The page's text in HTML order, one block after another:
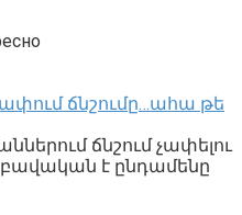
ճնշումը…ահա թե
ճնշում չափելու
բավական է ընդամենը